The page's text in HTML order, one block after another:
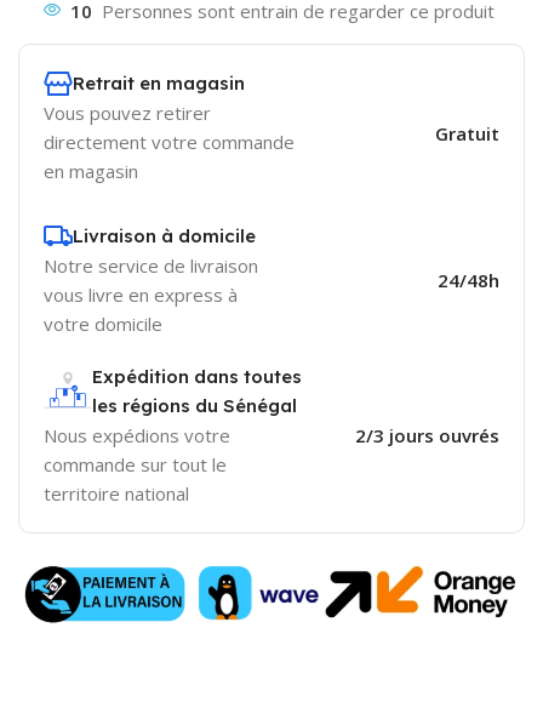
10 Personnes sont entrain de regarder ce produit
Retrait en magasin
Vous pouvez retirer
directement votre commande
en magasin
Gratuit
Livraison à domicile
Notre service de livraison
vous livre en express à
votre domicile
24/48h
Expédition dans toutes
les régions du Sénégal
Nous expédions votre
commande sur tout le
territoire national
2/3 jours ouvrés